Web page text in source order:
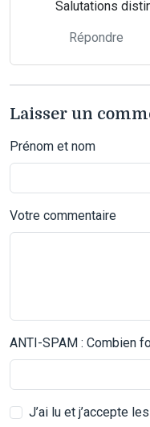
Salutations
Répondre
Laisser un
Prénom et nom
Votre commentaire
ANTI-SPAM : Combien
J’ai lu et j’accepte les